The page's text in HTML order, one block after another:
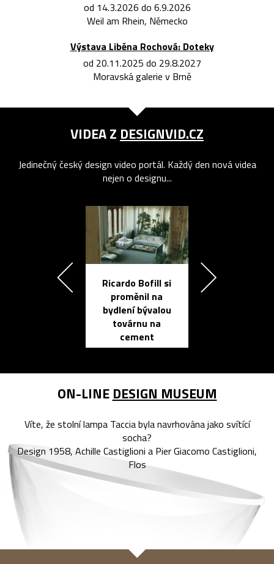
od 14.3.2026 do 6.9.2026
Weil am Rhein, Německo
Výstava Liběna Rochová: Doteky
od 20.11.2025 do 29.8.2027
Moravská galerie v Brně
VIDEA Z DESIGNVID.CZ
Jedinečný český design video portál. Každý den nová videa
nejen o designu...
Ricardo Bofill si
proměnil na
bydlení bývalou
továrnu na
cement
ON-LINE DESIGN MUSEUM
Víte, že stolní lampa Taccia byla navrhována jako svítící
socha?
Design 1958, Achille Castiglioni a Pier Giacomo Castiglioni,
Flos